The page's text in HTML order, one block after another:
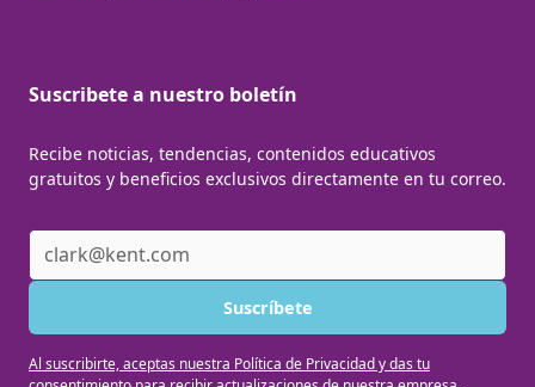
Suscribete a nuestro boletín
Recibe noticias, tendencias, contenidos educativos
gratuitos y beneficios exclusivos directamente en tu correo.
Al suscribirte, aceptas nuestra Política de Privacidad y das tu